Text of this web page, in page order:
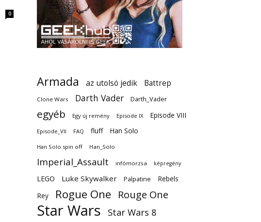
0
Armada az utolsó jedik Battrep
Clone Wars Darth Vader Darth_Vader
egyéb Egy új remény Episode IX Episode VIII
Episode_VII FAQ fluff Han Solo
Han Solo spin off Han_Solo
Imperial_Assault infómorzsa képregény
LEGO Luke Skywalker Palpatine
Rebels
Rey
Rogue One Rouge One
Star Wars Star Wars 8